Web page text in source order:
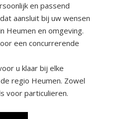
en passend
aansluit bij uw wensen
Heumen en omgeving.
een concurrerende
u klaar bij elke
regio Heumen. Zowel
voor particulieren.